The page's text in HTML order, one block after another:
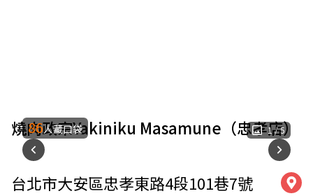
燒肉政宗Yakiniku Masamune（忠孝店）
1/5
86人藏口袋
台北市大安區忠孝東路4段101巷7號